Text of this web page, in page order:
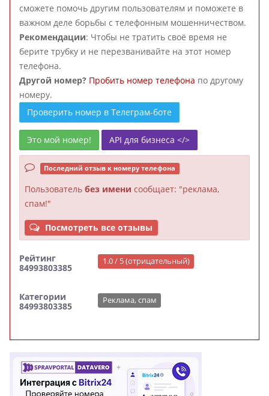
сможете помочь другим пользователям и поможете в
важном деле борьбы с телефонным мошенничеством.
Рекомендации: Чтобы не тратить своё время не
берите трубку и не перезванивайте на этот номер
телефона.
Другой номер? Пробить номер телефона по другому
номеру.
Проверить номер в Телеграм-боте
Это мой номер! API для бизнеса </>
Последний отзыв к номеру телефона
Пользователь без имени сообщает: "реклама,
спам!"
Посмотреть все отзывы
Рейтинг
84993803385
1.0 / 5 (отрицательный)
Категории
84993803385
Реклама, спам